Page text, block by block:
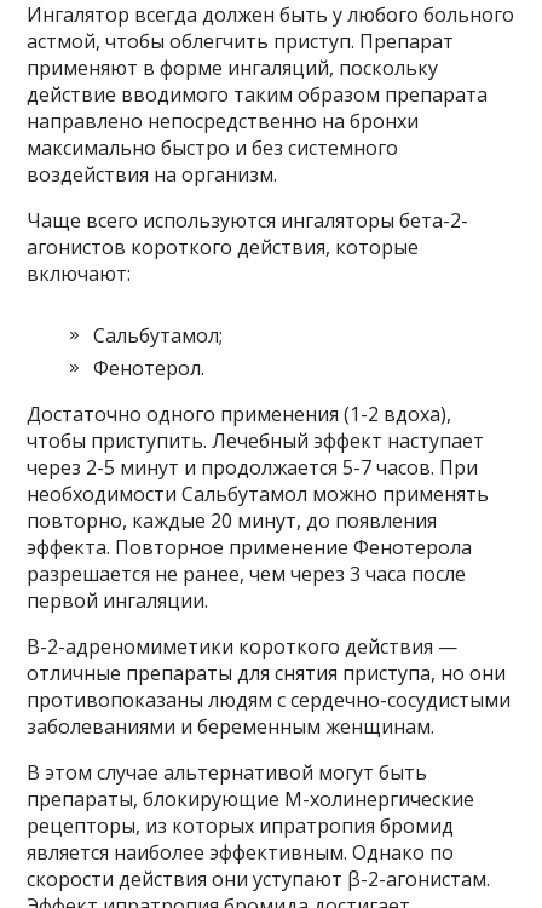
Ингалятор всегда должен быть у любого больного
астмой, чтобы облегчить приступ. Препарат
применяют в форме ингаляций, поскольку
действие вводимого таким образом препарата
направлено непосредственно на бронхи
максимально быстро и без системного
воздействия на организм.
Чаще всего используются ингаляторы бета-2-
агонистов короткого действия, которые
включают:
Сальбутамол;
Фенотерол.
Достаточно одного применения (1-2 вдоха),
чтобы приступить. Лечебный эффект наступает
через 2-5 минут и продолжается 5-7 часов. При
необходимости Сальбутамол можно применять
повторно, каждые 20 минут, до появления
эффекта. Повторное применение Фенотерола
разрешается не ранее, чем через 3 часа после
первой ингаляции.
Β-2-адреномиметики короткого действия —
отличные препараты для снятия приступа, но они
противопоказаны людям с сердечно-сосудистыми
заболеваниями и беременным женщинам.
В этом случае альтернативой могут быть
препараты, блокирующие М-холинергические
рецепторы, из которых ипратропия бромид
является наиболее эффективным. Однако по
скорости действия они уступают β-2-агонистам.